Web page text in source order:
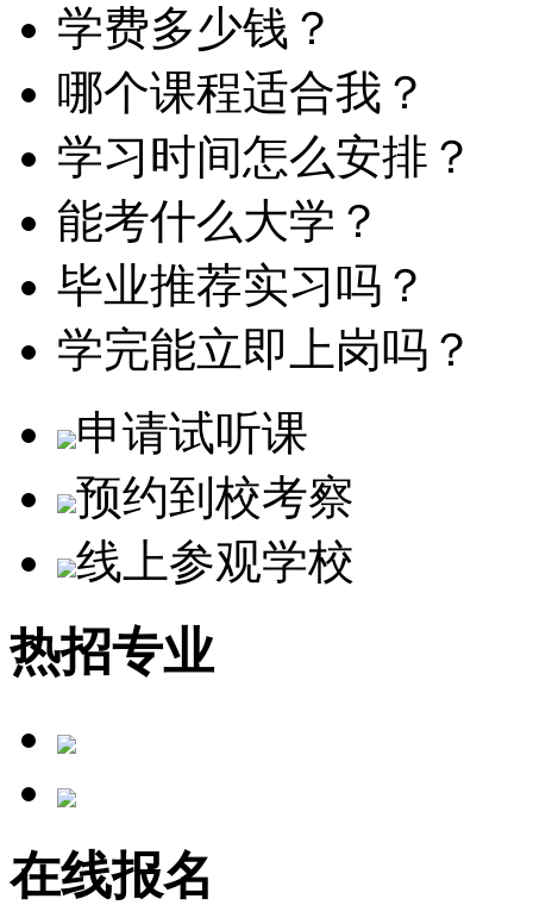
学费多少钱？
哪个课程适合我？
学习时间怎么安排？
能考什么大学？
毕业推荐实习吗？
学完能立即上岗吗？
申请试听课
预约到校考察
线上参观学校
热招专业
在线报名